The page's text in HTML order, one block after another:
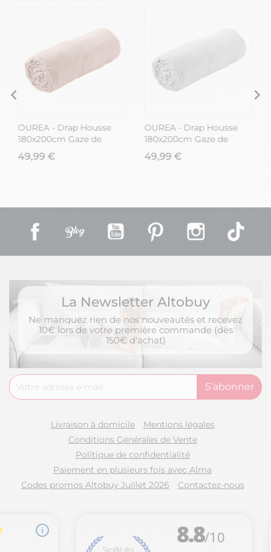
OUREA - Drap Housse
180x200cm Gaze de
Coton Guimauve
49,99 €
OUREA - Drap Housse
180x200cm Gaze de
Coton Nuage
49,99 €
Facebook YouTube Pinterest Instagram
La Newsletter Altobuy
Ne manquez rien de nos nouveautés et recevez
10€ lors de votre première commande (dès
150€ d'achat)
Livraison à domicile
Mentions légales
Conditions Générales de Vente
Politique de confidentialité
Paiement en plusieurs fois avec Alma
Codes promos Altobuy Juillet 2026
Contactez-nous